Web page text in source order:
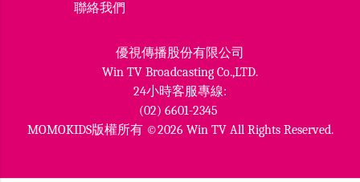
聯絡我們
優視傳播股份有限公司
Win TV Broadcasting Co.,LTD.
24小時客服專線:
(02) 6601-2345
MOMOKIDS版權所有 ©2026 Win TV All Rights Reserved.